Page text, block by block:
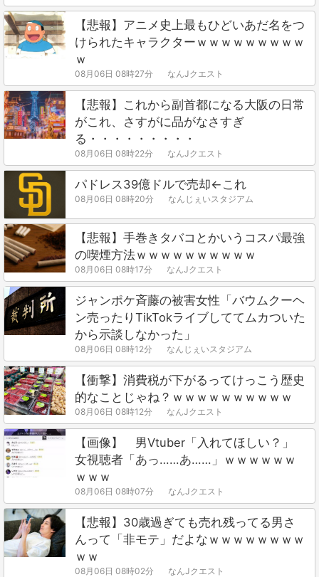
【悲報】アニメ史上最もひどいあだ名をつ
けられたキャラクターｗｗｗｗｗｗｗｗｗ
ｗ
08月06日 08時27分 なんJクエスト
【悲報】これから副首都になる大阪の日常
がこれ、さすがに品がなさすぎ
る・・・・・・・・・
08月06日 08時22分 なんJクエスト
パドレス39億ドルで売却←これ
08月06日 08時20分 なんじぇいスタジアム
【悲報】手巻きタバコとかいうコスパ最強
の喫煙方法ｗｗｗｗｗｗｗｗｗｗ
08月06日 08時17分 なんJクエスト
ジャンポケ斉藤の被害女性「バウムクーヘ
ン売ったりTikTokライブしててムカついた
から示談しなかった」
08月06日 08時12分 なんじぇいスタジアム
【衝撃】消費税が下がるってけっこう歴史
的なことじゃね？ｗｗｗｗｗｗｗｗｗｗ
08月06日 08時12分 なんJクエスト
【画像】 男Vtuber「入れてほしい？」
女視聴者「あっ……あ……」ｗｗｗｗｗｗ
ｗｗｗ
08月06日 08時07分 なんJクエスト
【悲報】30歳過ぎても売れ残ってる男さ
んって「非モテ」だよなｗｗｗｗｗｗｗｗ
ｗｗ
08月06日 08時02分 なんJクエスト